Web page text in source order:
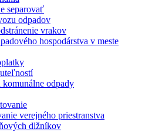
separovať
odpadov
vrakov
hospodárstva v meste
komunálne odpady
verejného priestranstva
dlžníkov